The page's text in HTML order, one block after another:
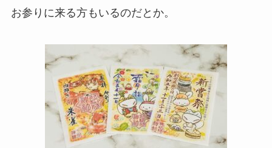
お参りに来る方もいるのだとか。